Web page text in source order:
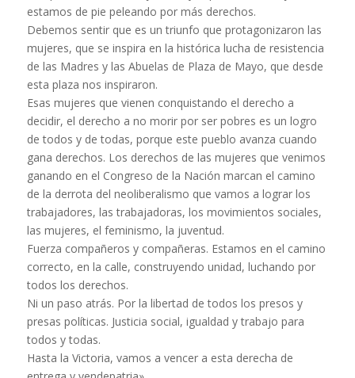
estamos de pie peleando por más derechos.
Debemos sentir que es un triunfo que protagonizaron las
mujeres, que se inspira en la histórica lucha de resistencia
de las Madres y las Abuelas de Plaza de Mayo, que desde
esta plaza nos inspiraron.
Esas mujeres que vienen conquistando el derecho a
decidir, el derecho a no morir por ser pobres es un logro
de todos y de todas, porque este pueblo avanza cuando
gana derechos. Los derechos de las mujeres que venimos
ganando en el Congreso de la Nación marcan el camino
de la derrota del neoliberalismo que vamos a lograr los
trabajadores, las trabajadoras, los movimientos sociales,
las mujeres, el feminismo, la juventud.
Fuerza compañeros y compañeras. Estamos en el camino
correcto, en la calle, construyendo unidad, luchando por
todos los derechos.
Ni un paso atrás. Por la libertad de todos los presos y
presas políticas. Justicia social, igualdad y trabajo para
todos y todas.
Hasta la Victoria, vamos a vencer a esta derecha de